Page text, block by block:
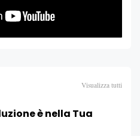
Visualizza tutti
è nella Tua